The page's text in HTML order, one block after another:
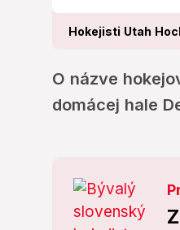
Hokejisti Utah
O názve
domácej hale